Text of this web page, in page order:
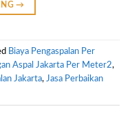
→
Biaya Pengaspalan Per
Aspal Jakarta Per Meter2,
Jakarta, Jasa Perbaikan